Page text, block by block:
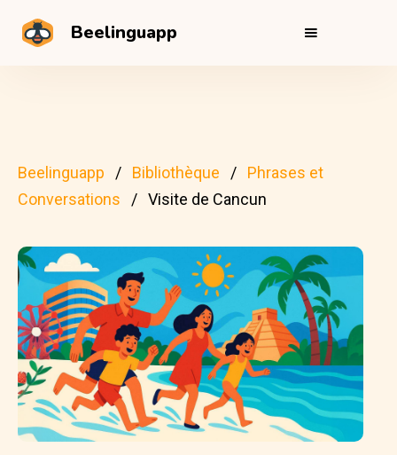
Beelinguapp
Beelinguapp Bibliothèque
Phrases et
Conversations
Visite de Cancun